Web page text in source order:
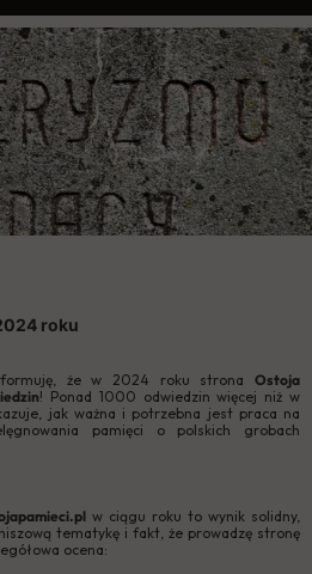
roku
że w 2024 roku strona Ostoja
! Ponad 1000 odwiedzin więcej niż w
jak ważna i potrzebna jest praca na
pamięci o polskich grobach
w ciągu roku to wynik solidny,
tematykę i fakt, że prowadzę stronę
ocena: